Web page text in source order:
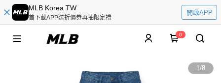
MLB Korea TW
首下載APP送折價券再抽限定禮
開啟APP
0
1/8